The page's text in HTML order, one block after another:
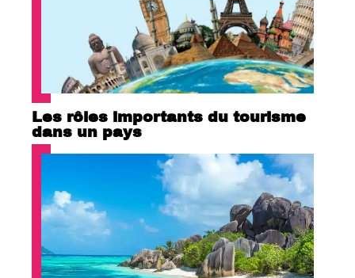
Les rôles importants du tourisme
dans un pays